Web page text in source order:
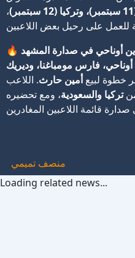
،
🔥 أوناحي في صدارة المشهد
فارس مومباغنا، وديريك
خطوة لبيعأمين حارث. اللاعب
تركيا والسعودية، ومع تحضيره
منصف تميمي
Loading related news...